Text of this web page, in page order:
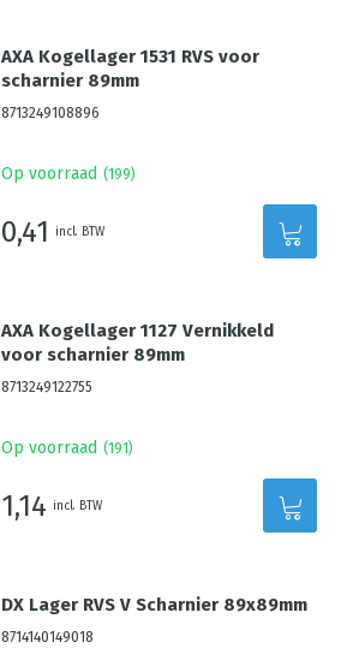
AXA Kogellager 1531 RVS voor
scharnier 89mm
8713249108896
Op voorraad (199)
0,41 incl. BTW
AXA Kogellager 1127 Vernikkeld
voor scharnier 89mm
8713249122755
Op voorraad (191 )
1,14 incl. BTW
DX Lager RVS V Scharnier 89x89mm
8714140149018